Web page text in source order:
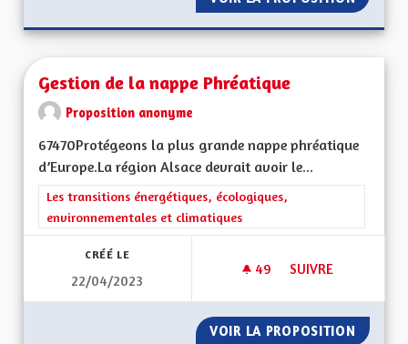
Gestion de la nappe Phréatique
Proposition anonyme
67470Protégeons la plus grande nappe phréatique
d’Europe.La région Alsace devrait avoir le...
Filtrer les résultats de la catégorie : Les transitions
Les transitions énergétiques, écologiques,
environnementales et climatiques
CRÉÉ LE
22/04/2023
49 49 ABONNÉS
SUIVRE
VOIR LA PROPOSITION